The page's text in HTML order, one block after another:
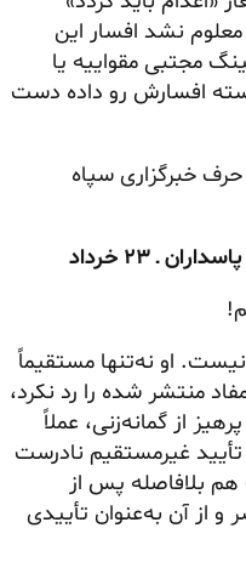
نشد افسار این
مجتبی مقواییه یا
افسارش رو داده دست
خبرگزاری سپاه
ـ ۲۳ خرداد
او نه‌تنها مستقیماً
منتشر شده را رد نکرد،
از گمانه‌زنی، عملاً
تأیید غیرمستقیم نادرست
هم بلافاصله پس از
و از آن به‌عنوان تأییدی